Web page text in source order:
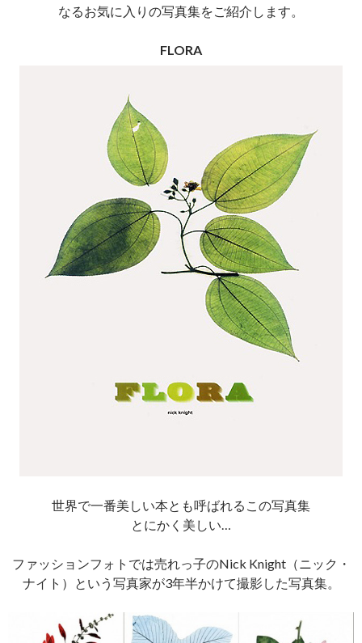
なるお気に入りの写真集をご紹介します。
FLORA
世界で一番美しい本とも呼ばれるこの写真集
とにかく美しい…
ファッションフォトでは売れっ子のNick Knight（ニック・
ナイト）という写真家が3年半かけて撮影した写真集。